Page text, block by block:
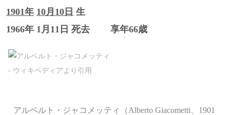
1901年 10月10日 生
1966年 1月11日 死去
享年66歳
アルベルト・ジャコメッティ（Alberto Giacometti、1901